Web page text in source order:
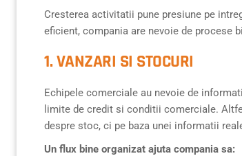
Cresterea activitatii pune presiune pe
eficient, compania are nevoie de procese
1. VANZARI SI STOCURI
Echipele comerciale au nevoie de
limite de credit si conditii comerciale.
despre stoc, ci pe baza unei informatii
Un flux bine organizat ajuta compania sa: